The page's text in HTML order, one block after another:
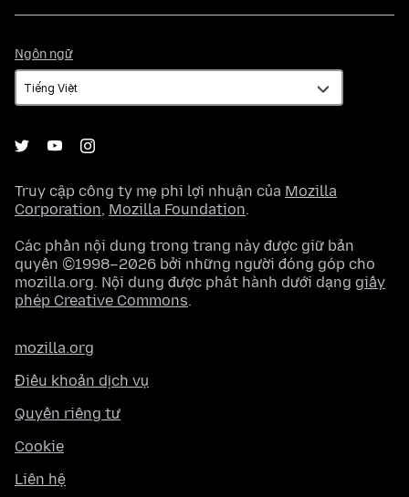
Ngôn ngữ
ngữ
Truy cập công ty mẹ phi lợi nhuận của Mozilla
Corporation, Mozilla Foundation.
Các phần nội dung trong trang này được giữ bản
quyền ©1998–2026 bởi những người đóng góp cho
mozilla.org. Nội dung được phát hành dưới dạng giấy
phép Creative Commons.
mozilla.org
Điều khoản dịch vụ
Quyền riêng tư
Cookie
Liên hệ